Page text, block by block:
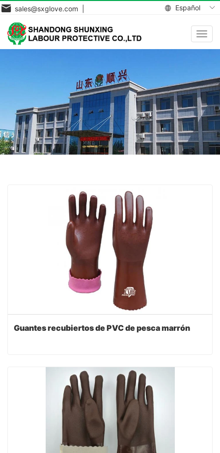
Español
sales@sxglove.com |
Guantes recubiertos de PVC de pesca marrón